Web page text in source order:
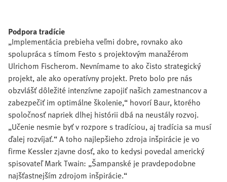
Podpora tradície
„Implementácia prebieha veľmi dobre, rovnako ako
spolupráca s tímom Festo s projektovým manažérom
Ulrichom Fischerom. Nevnímame to ako čisto strategický
projekt, ale ako operatívny projekt. Preto bolo pre nás
obzvlášť dôležité intenzívne zapojiť našich zamestnancov a
zabezpečiť im optimálne školenie,“ hovorí Baur, ktorého
spoločnosť napriek dlhej histórii dbá na neustály rozvoj.
„Učenie nesmie byť v rozpore s tradíciou, aj tradícia sa musí
ďalej rozvíjať.“ A toho najlepšieho zdroja inšpirácie je vo
firme Kessler zjavne dosť, ako to kedysi povedal americký
spisovateľ Mark Twain: „Šampanské je pravdepodobne
najšťastnejším zdrojom inšpirácie.“